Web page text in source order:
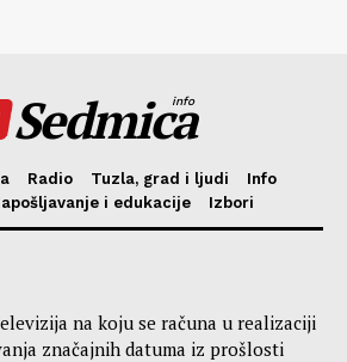
Sedmica
info
Radio Tuzla, grad i ljudi
Info
i edukacije Izbori
na koju se računa u realizaciji
značajnih datuma iz prošlosti